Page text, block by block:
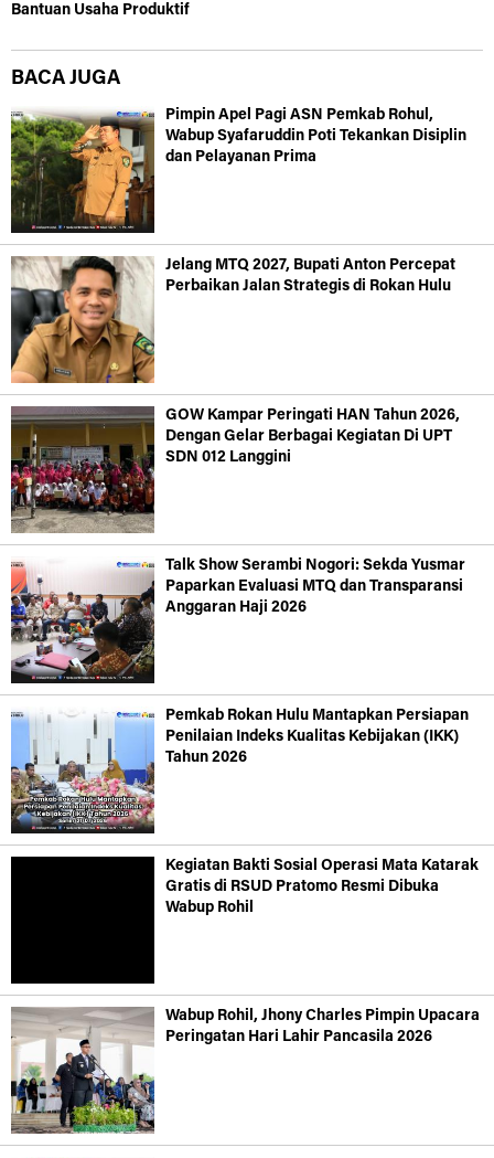
Bantuan Usaha Produktif
BACA JUGA
Pimpin Apel Pagi ASN Pemkab Rohul,
Wabup Syafaruddin Poti Tekankan Disiplin
dan Pelayanan Prima
Jelang MTQ 2027, Bupati Anton Percepat
Perbaikan Jalan Strategis di Rokan Hulu
GOW Kampar Peringati HAN Tahun 2026,
Dengan Gelar Berbagai Kegiatan Di UPT
SDN 012 Langgini
Talk Show Serambi Nogori: Sekda Yusmar
Paparkan Evaluasi MTQ dan Transparansi
Anggaran Haji 2026
Pemkab Rokan Hulu Mantapkan Persiapan
Penilaian Indeks Kualitas Kebijakan (IKK)
Tahun 2026
Kegiatan Bakti Sosial Operasi Mata Katarak
Gratis di RSUD Pratomo Resmi Dibuka
Wabup Rohil
Wabup Rohil, Jhony Charles Pimpin Upacara
Peringatan Hari Lahir Pancasila 2026